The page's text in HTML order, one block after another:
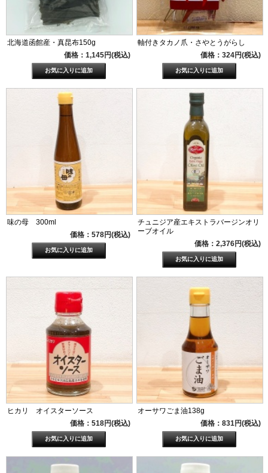
北海道函館産・真昆布150g
価格：1,145円(税込)
軸付きタカノ爪・さやとうがらし
価格：324円(税込)
味の母 300ml
価格：578円(税込)
チュニジア産エキストラバージンオリ
ーブオイル
価格：2,376円(税込)
ヒカリ オイスターソース
価格：518円(税込)
オーサワごま油138g
価格：831円(税込)